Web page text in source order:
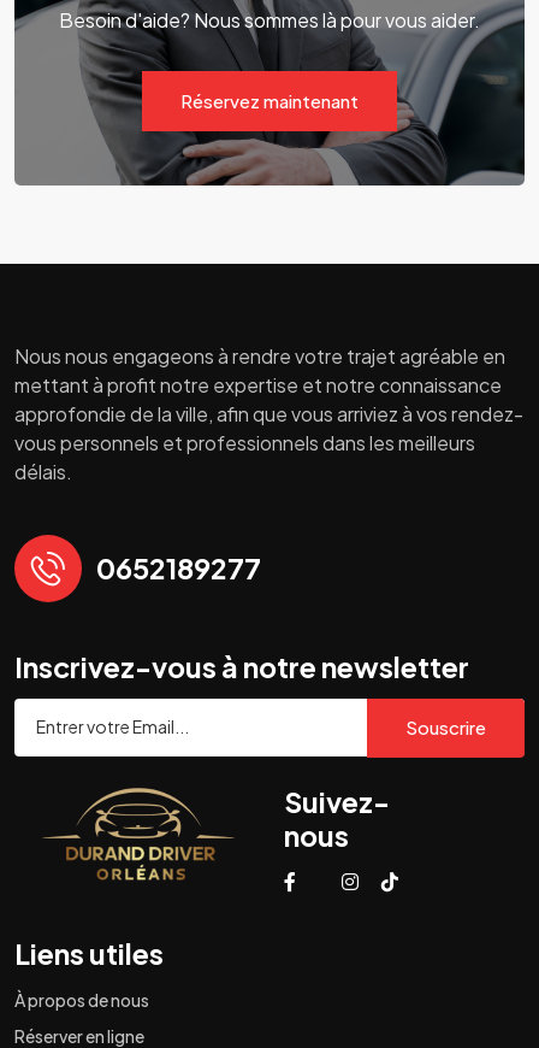
Besoin d'aide? Nous sommes là pour vous aider.
Réservez maintenant
Nous nous engageons à rendre votre trajet agréable en
mettant à profit notre expertise et notre connaissance
approfondie de la ville, afin que vous arriviez à vos rendez-
vous personnels et professionnels dans les meilleurs
délais.
0652189277
Inscrivez-vous à notre newsletter
Souscrire
Suivez-
nous
Liens utiles
À propos de nous
Réserver en ligne